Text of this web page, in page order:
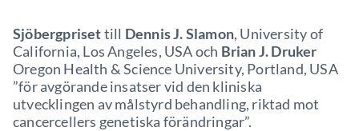
Sjöbergprisettill Dennis J. Slamon, University of
California, Los Angeles, USA och Brian J. Druker
Oregon Health & Science University, Portland, USA
”för avgörande insatser vid den kliniska
utvecklingen av målstyrd behandling, riktad mot
cancercellers genetiska förändringar”.